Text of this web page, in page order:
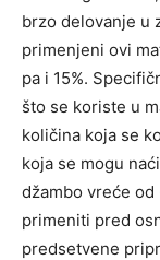
brzo delovanje u
primenjeni ovi
pa i 15%.
što se koriste u
količina koja se
koja se mogu
džambo vreće
primeniti pred
predsetvene